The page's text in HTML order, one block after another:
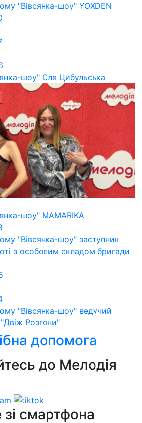
"Вівсянка-шоу" YOXDEN
шоу" Оля Цибульська
шоу" MAMARIKA
"Вівсянка-шоу" заступник
з особовим складом бригади
"Вівсянка-шоу" ведучий
Розгони"
допомога
до Мелодія
зі смартфона